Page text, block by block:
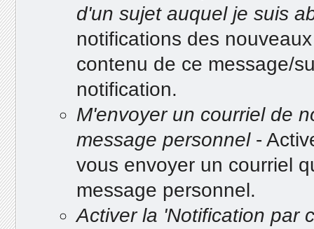
d'un sujet auquel je suis
notifications des
contenu de ce message/
notification.
M'envoyer un courriel de
message personnel-
vous envoyer un courriel
message personnel.
Activer la 'Notification par